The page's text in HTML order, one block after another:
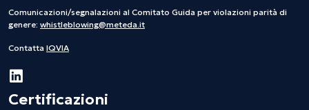
Comunicazioni/segnalazioni al Comitato Guida per violazioni parità di
genere: whistleblowing@meteda.it
Contatta IQVIA
Certificazioni